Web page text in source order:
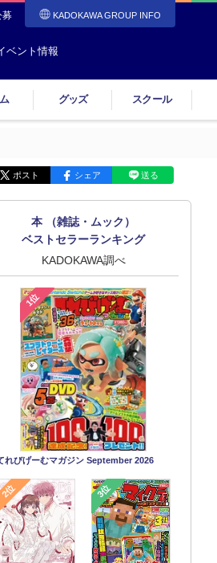
募 KADOKAWA GROUP INFO
ベント情報
グッズ スクール
ポスト シェア 送る
本 （雑誌・ムック）
ベストセラーランキング
KADOKAWA調べ
1位
れびげーむマガジン September 2026
2位 3位